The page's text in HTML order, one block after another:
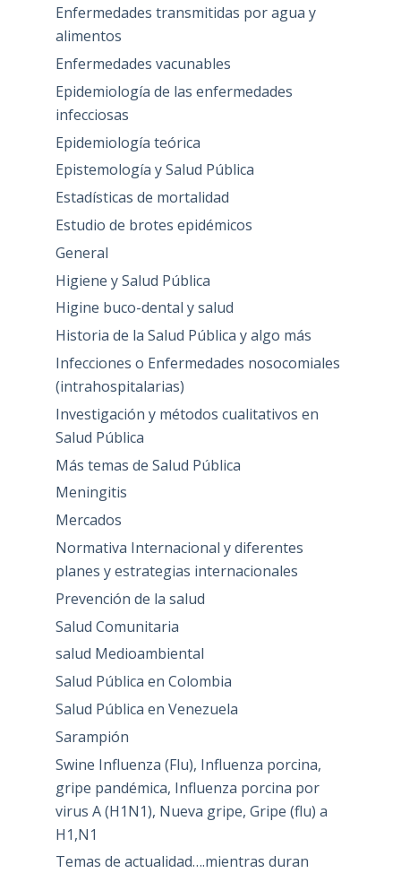
Enfermedades transmitidas por agua y
alimentos
Enfermedades vacunables
Epidemiología de las enfermedades
infecciosas
Epidemiología teórica
Epistemología y Salud Pública
Estadísticas de mortalidad
Estudio de brotes epidémicos
General
Higiene y Salud Pública
Higine buco-dental y salud
Historia de la Salud Pública y algo más
Infecciones o Enfermedades nosocomiales
(intrahospitalarias)
Investigación y métodos cualitativos en
Salud Pública
Más temas de Salud Pública
Meningitis
Mercados
Normativa Internacional y diferentes
planes y estrategias internacionales
Prevención de la salud
Salud Comunitaria
salud Medioambiental
Salud Pública en Colombia
Salud Pública en Venezuela
Sarampión
Swine Influenza (Flu), Influenza porcina,
gripe pandémica, Influenza porcina por
virus A (H1N1), Nueva gripe, Gripe (flu) a
H1,N1
Temas de actualidad….mientras duran